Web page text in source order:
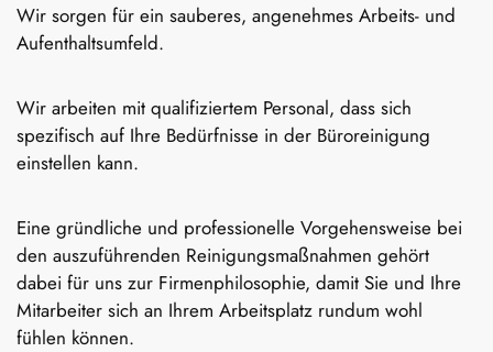
Wir sorgen für ein sauberes, angenehmes Arbeits- und
Aufenthaltsumfeld.
Wir arbeiten mit qualifiziertem Personal, dass sich
spezifisch auf Ihre Bedürfnisse in der Büroreinigung
einstellen kann.
Eine gründliche und professionelle Vorgehensweise bei
den auszuführenden Reinigungsmaßnahmen gehört
dabei für uns zur Firmenphilosophie, damit Sie und Ihre
Mitarbeiter sich an Ihrem Arbeitsplatz rundum wohl
fühlen können.